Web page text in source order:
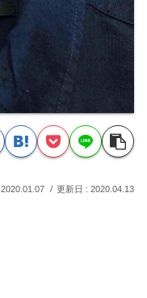
2020.01.07 2020.04.13